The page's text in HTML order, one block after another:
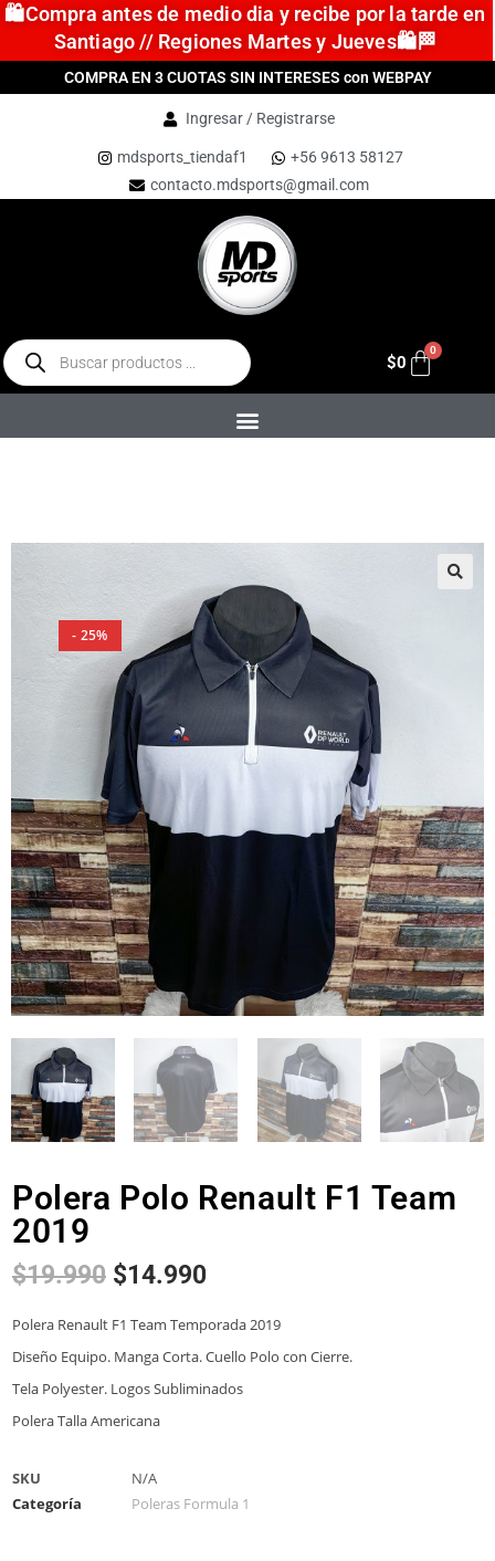
🛍️Compra antes de medio dia y recibe por la tarde en
Santiago // Regiones Martes y Jueves🛍️🏁
COMPRA EN 3 CUOTAS SIN INTERESES con WEBPAY
Ingresar / Registrarse
mdsports_tiendaf1
+56 9613 58127
contacto.mdsports@gmail.com
$0
- 25%
Polera Polo Renault F1 Team
2019
$19.990 $14.990
Polera Renault F1 Team Temporada 2019
Diseño Equipo. Manga Corta. Cuello Polo con Cierre.
Tela Polyester. Logos Subliminados
Polera Talla Americana
SKU
N/A
Categoría
Poleras Formula 1